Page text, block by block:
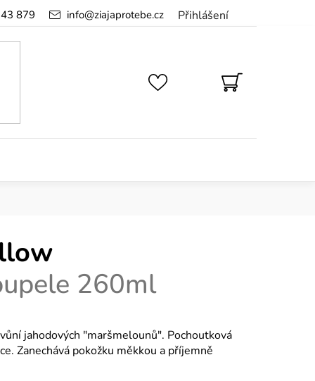
Přihlášení
info@ziajaprotebe.cz
879
NÁKUPNÍ
KOŠÍK
260ml
jahodových "maršmelounů". Pochoutková
Zanechává pokožku měkkou a příjemně